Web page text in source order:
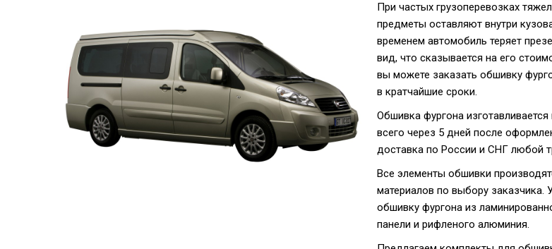
При частых грузоперевозках
предметы оставляют внутри
временем автомобиль теряет
вид, что сказывается на его
вы можете заказать обшивку
в кратчайшие сроки.
Обшивка фургона изготавливается
всего через 5 дней после
доставка по России и СНГ любой
Все элементы обшивки
материалов по выбору заказчика.
обшивку фургона из
панели и рифленого алюминия.